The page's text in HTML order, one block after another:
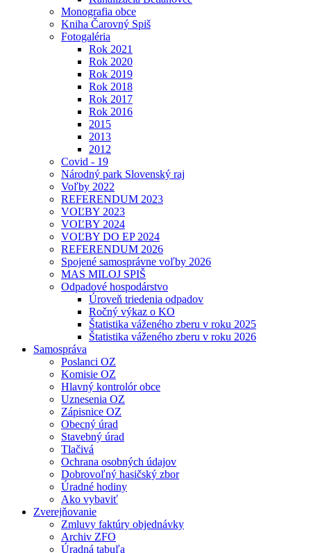
Monografia obce
Kniha Čarovný Spiš
Fotogaléria
Rok 2021
Rok 2020
Rok 2019
Rok 2018
Rok 2017
Rok 2016
2015
2013
2012
Covid - 19
Národný park Slovenský raj
Voľby 2022
REFERENDUM 2023
VOĽBY 2023
VOĽBY 2024
VOĽBY DO EP 2024
REFERENDUM 2026
Spojené samosprávne voľby 2026
MAS MILOJ SPIŠ
Odpadové hospodárstvo
Úroveň triedenia odpadov
Ročný výkaz o KO
Štatistika váženého zberu v roku 2025
Štatistika váženého zberu v roku 2026
Samospráva
Poslanci OZ
Komisie OZ
Hlavný kontrolór obce
Uznesenia OZ
Zápisnice OZ
Obecný úrad
Stavebný úrad
Tlačivá
Ochrana osobných údajov
Dobrovoľný hasičský zbor
Úradné hodiny
Ako vybaviť
Zverejňovanie
Zmluvy faktúry objednávky
Archiv ZFO
Úradná tabuľa